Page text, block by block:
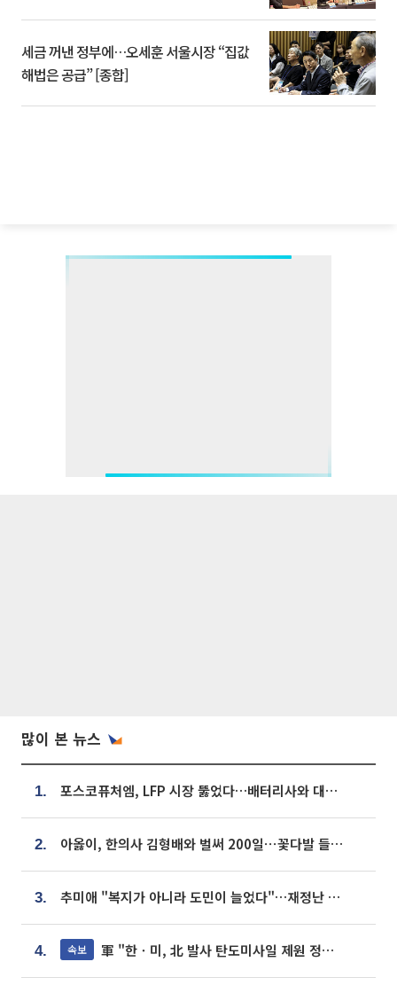
세금 꺼낸 정부에…오세훈 서울시장 “집값
해법은 공급” [종합]
많이 본 뉴스
1. 포스코퓨처엠, LFP 시장 뚫었다…배터리사와 대규모 장기 공급 합의
2. 아옳이, 한의사 김형배와 벌써 200일⋯꽃다발 들고 "프러포즈 아냐"
3. 추미애 "복지가 아니라 도민이 늘었다"…재정난 책임론 정면돌파
4. 속보 軍 "한ㆍ미, 北 발사 탄도미사일 제원 정밀분석 중"